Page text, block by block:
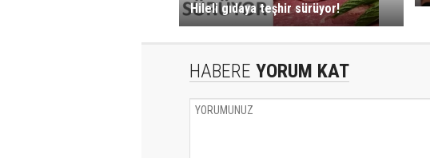
Hileli gıdaya teşhir sürüyor!
HABERE YORUM KAT